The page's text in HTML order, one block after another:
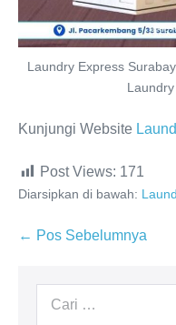
Laundry Express
Kunjungi Website
Post Views: 171
Diarsipkan di bawah:
Navigasi
← Pos Sebelumnya
Pencarian